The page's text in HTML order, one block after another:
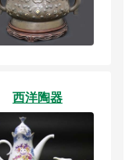
西洋陶器